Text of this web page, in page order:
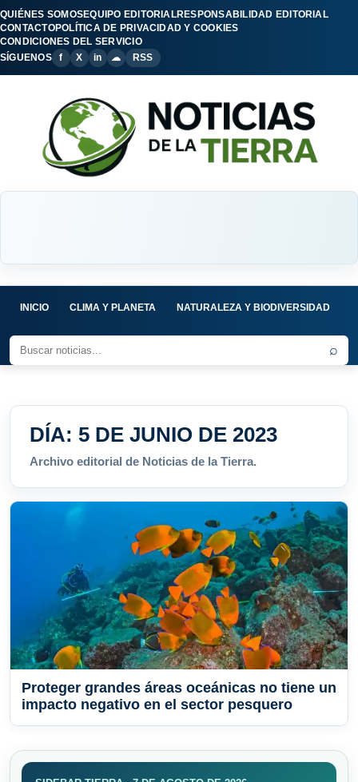
QUIÉNES SOMOSEQUIPO EDITORIALRESPONSABILIDAD EDITORIAL
CONTACTOPOLÍTICA DE PRIVACIDAD Y COOKIES
CONDICIONES DEL SERVICIO
SÍGUENOS
f X in ☁ RSS
INICIO CLIMA Y PLANETA NATURALEZA Y BIODIVERSIDAD
⌕
DÍA: 5 DE JUNIO DE 2023
Archivo editorial de Noticias de la Tierra.
Proteger grandes áreas oceánicas no tiene un
impacto negativo en el sector pesquero